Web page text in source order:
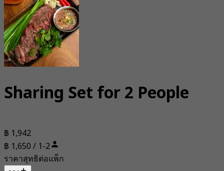
Sharing Set for 2 People
฿ 1,942
฿ 1,650 / 1-2
ราคาสุทธิต่อแพ็ก